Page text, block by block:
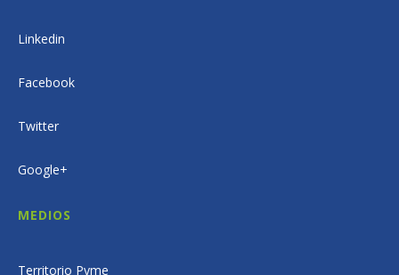
Linkedin
Facebook
Twitter
Google+
MEDIOS
Territorio Pyme